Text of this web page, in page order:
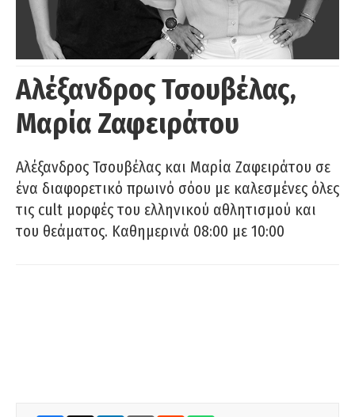
Αλέξανδρος Τσουβέλας,
Μαρία Ζαφειράτου
Αλέξανδρος Τσουβέλας και Μαρία Ζαφειράτου σε
ένα διαφορετικό πρωινό σόου με καλεσμένες όλες
τις cult μορφές του ελληνικού αθλητισμού και
του θεάματος. Καθημερινά 08:00 με 10:00